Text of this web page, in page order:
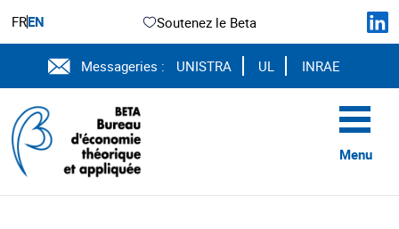
FREN Soutenez le Beta
Messageries : UNISTRA UL INRAE
Menu